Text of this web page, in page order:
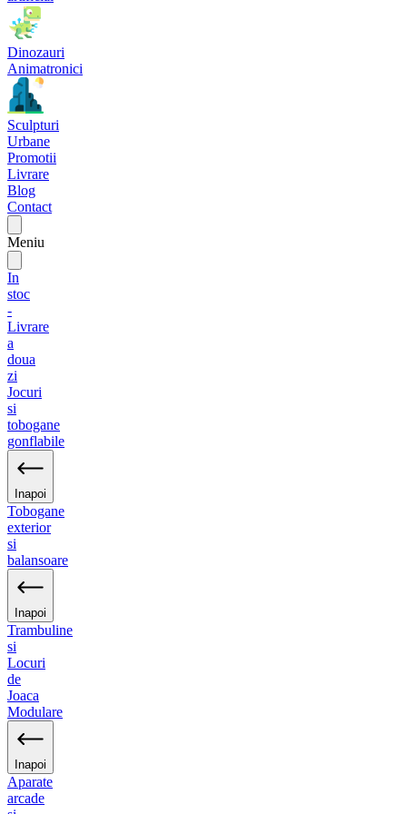
Dinozauri
Animatronici
Sculpturi
Urbane
Promotii
Livrare
Blog
Contact
Meniu
In
stoc
-
Livrare
a
doua
zi
Jocuri
si
tobogane
gonflabile
Inapoi
Tobogane
exterior
si
balansoare
Inapoi
Trambuline
si
Locuri
de
Joaca
Modulare
Inapoi
Aparate
arcade